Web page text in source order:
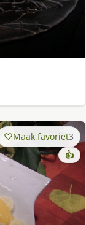
Maak favoriet3
👍